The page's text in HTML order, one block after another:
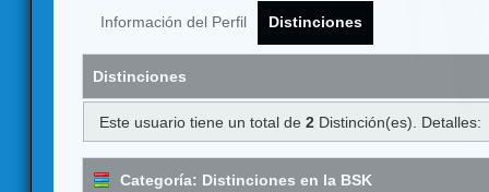
Información del Perfil Distinciones
Distinciones
Este usuario tiene un total de2 Distinción(es). Detalles:
Categoría: Distinciones en la BSK